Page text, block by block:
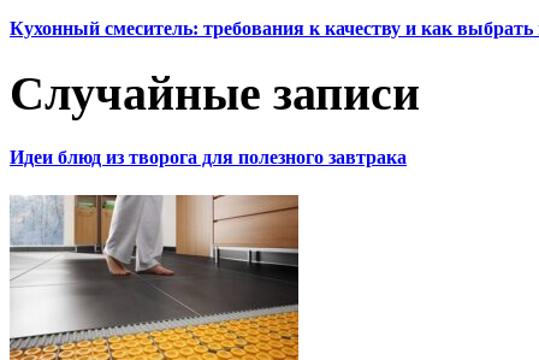
Кухонный смеситель: требования к качеству и как
Случайные записи
Идеи блюд из творога для полезного завтрака